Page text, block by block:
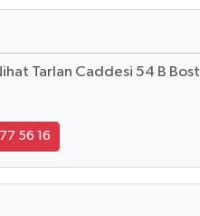
Tarlan Caddesi 54 B
56 16